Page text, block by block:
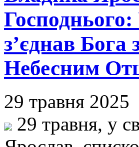
з’єднав Бога
Небесним
29 травня 2025
29 травня, у